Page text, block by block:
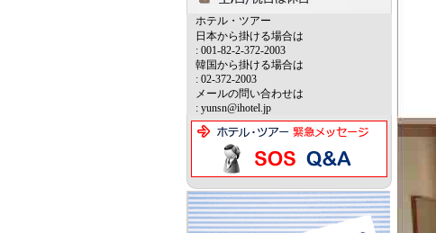
ホテル・ツアー
日本から掛ける場合は
: 001-82-2-372-2003
韓国から掛ける場合は
: 02-372-2003
メールの問い合わせは
: yunsn@ihotel.jp